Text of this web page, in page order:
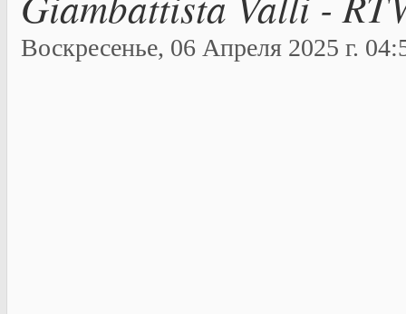
Воскресенье, 06 Апреля 2025 г.